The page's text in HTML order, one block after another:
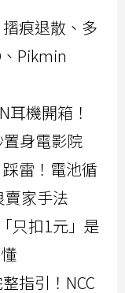
痕退散、多
Pikmin
耳機開箱！
身電影院
雷！電池循
家手法
只扣1元」是
指引！NCC